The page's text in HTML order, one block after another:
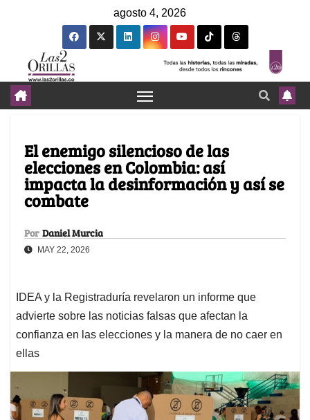
agosto 4, 2026
El enemigo silencioso de las
elecciones en Colombia: así
impacta la desinformación y así se
combate
Por Daniel Murcia
MAY 22, 2026
IDEA y la Registraduría revelaron un informe que
advierte sobre las noticias falsas que afectan la
confianza en las elecciones y la manera de no caer en
ellas